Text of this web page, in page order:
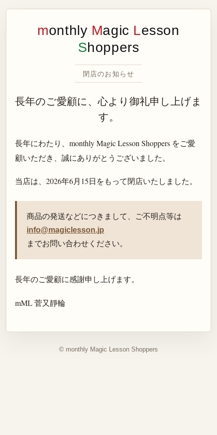
monthly Magic Lesson
Shoppers
閉店のお知らせ
長年のご愛顧に、心より御礼申し上げま
す。
長年にわたり、monthly Magic Lesson Shoppers をご愛
顧いただき、誠にありがとうございました。
当店は、 2026年6月15日をもって閉店いたしました。
商品の発送などにつきまして、ご不明点等は
info@magiclesson.jp
までお問い合わせください。
長年のご愛顧に感謝申し上げます。
mML 菅又靜輪
© monthly Magic Lesson Shoppers